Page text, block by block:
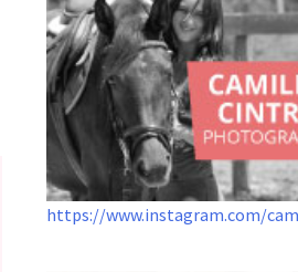
https://www.instagram.com/